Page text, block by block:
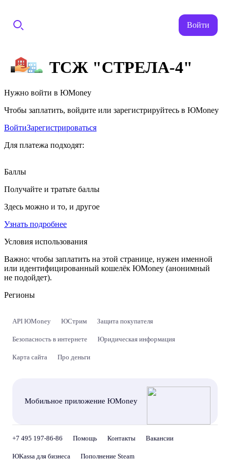
Войти
ТСЖ "СТРЕЛА-4"
Нужно войти в ЮMoney
Чтобы заплатить, войдите или зарегистрируйтесь в ЮMoney
ВойтиЗарегистрироваться
Для платежа подходят:
Баллы
Получайте и тратьте баллы
Здесь можно и то, и другое
Узнать подробнее
Условия использования
Важно: чтобы заплатить на этой странице, нужен именной
или идентифицированный кошелёк ЮMoney (анонимный
не подойдет).
Регионы
API ЮMoney ЮСтрим Защита покупателя
Безопасность в интернете Юридическая информация
Карта сайта Про деньги
Мобильное приложение ЮMoney
+7 495 197-86-86 Помощь Контакты Вакансии
ЮKassa для бизнеса Пополнение Steam